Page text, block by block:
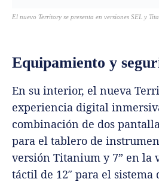
El nuevo Territory se presenta en versiones SEL y
Equipamiento y
En su interior, el nueva
experiencia digital
combinación de dos
para el tablero de
versión Titanium y 7” en la
táctil de 12″ para el sistema